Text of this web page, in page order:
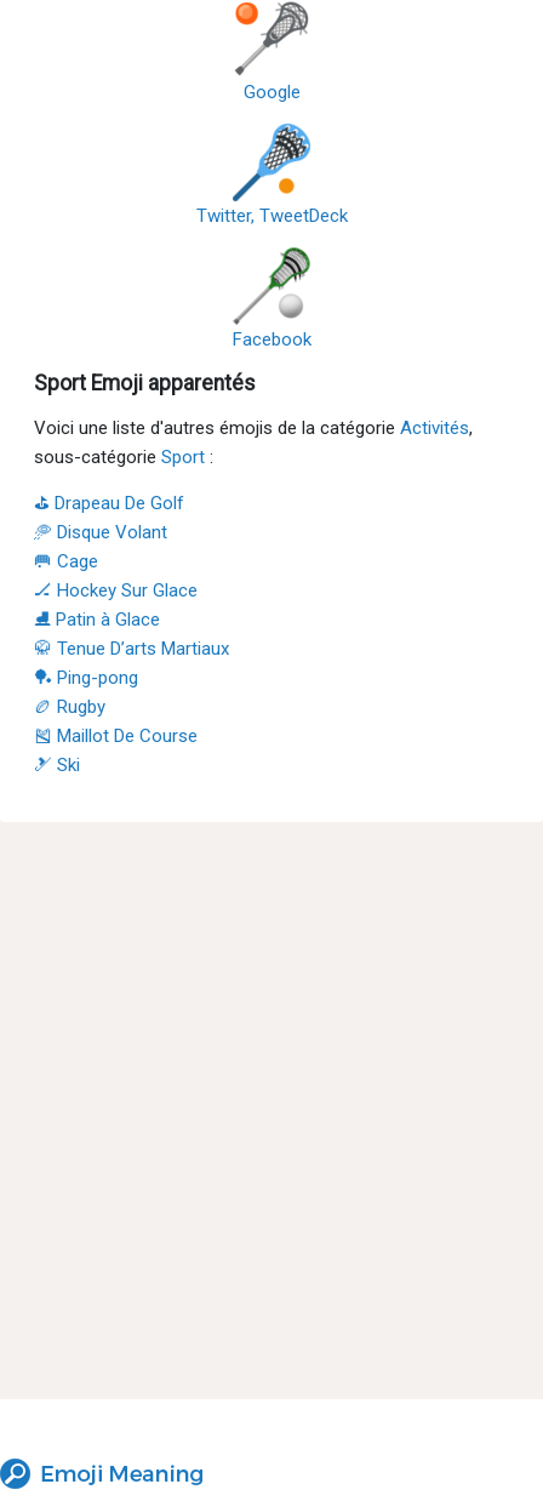
Google
Twitter, TweetDeck
Facebook
Sport Emoji apparentés
Voici une liste d'autres émojis de la catégorie Activités,
sous-catégorie Sport :
⛳ Drapeau De Golf
🥏 Disque Volant
🥅 Cage
🏒 Hockey Sur Glace
⛸ Patin à Glace
🥋 Tenue D’arts Martiaux
🏓 Ping-pong
🏉 Rugby
🎽 Maillot De Course
🎿 Ski